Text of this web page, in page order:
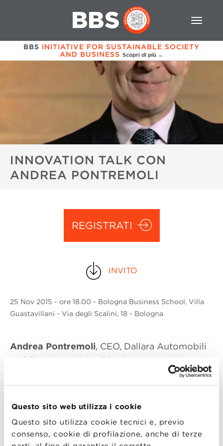
Questo sito web utilizza i cookie
Questo sito utilizza cookie tecnici e, previo
consenso, cookie di profilazione, anche di terze
BBS INITIATIVE FOR SUSTAINABLE SOCIETY
AND BUSINESS Scopri di più →
INNOVATION TALK CON
ANDREA PONTREMOLI
REGISTRATI
25 Nov 2015 - ore 18.00 - Bologna Business School, Villa
Guastavillani - Via degli Scalini, 18 - Bologna
INVITO
Andrea Pontremoli, CEO, Dallara Automobili
sarà il protagonista del primo appuntamento
Sidoli, CEO, Philip Morris Italia e Componente
del Collegio d’Indirizzo, Bologna Business